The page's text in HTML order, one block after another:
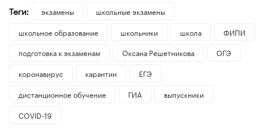
Теги: экзамены
школьные экзамены
школьное образование
школьники школа
ФИПИ
подготовка к экзаменам
Оксана Решетникова
ОГЭ
коронавирус
карантин
ЕГЭ
дистанционное обучение
ГИА
выпускники
COVID-19